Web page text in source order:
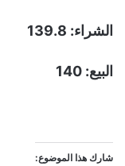
الشراء: 139.8
البيع: 140
شارك هذا الموضوع: